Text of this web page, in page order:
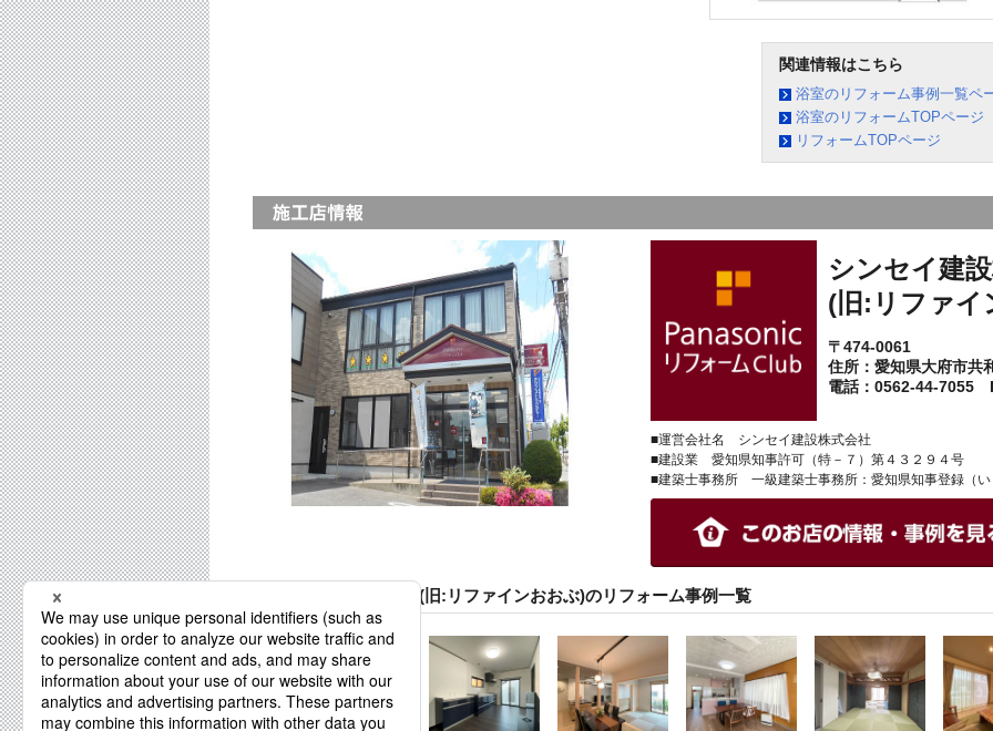
関連情報はこちら
浴室のリフォーム事例一覧ペ
浴室のリフォームTOPページ
リフォームTOPページ
シンセイ建
(旧:リファイ
〒474-0061
住所：愛知県大府市共
電話：0562-44-7055
■運営会社名 シンセイ建設株式会社
■建設業 愛知県知事許可（特－７）第４３２９４号
■建築士事務所 一級建築士事務所：愛知県知事登録（い
シンセイ建設株式会社(旧:リファインおおぶ)のリフォーム事例一覧